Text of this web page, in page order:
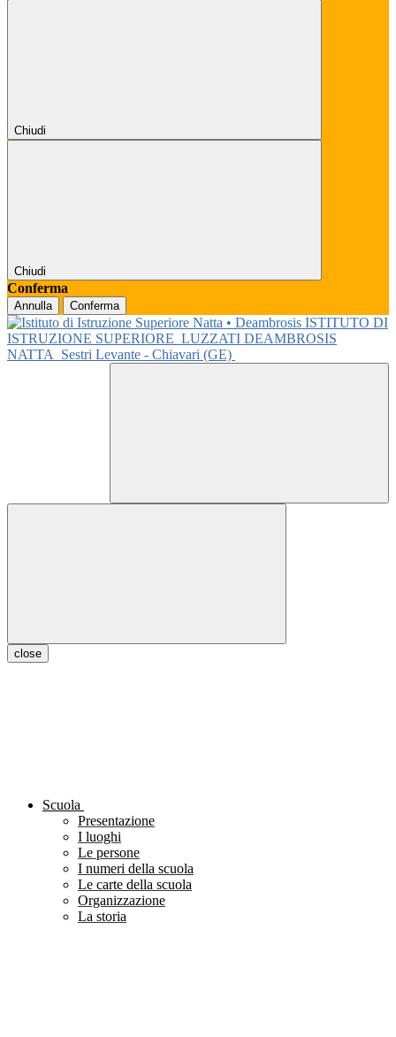
Chiudi
Chiudi
Conferma
Annulla Conferma
ISTITUTO DI
ISTRUZIONE SUPERIORE LUZZATI DEAMBROSIS
NATTA
Sestri Levante - Chiavari (GE)
close
Scuola
Presentazione
I luoghi
Le persone
I numeri della scuola
Le carte della scuola
Organizzazione
La storia